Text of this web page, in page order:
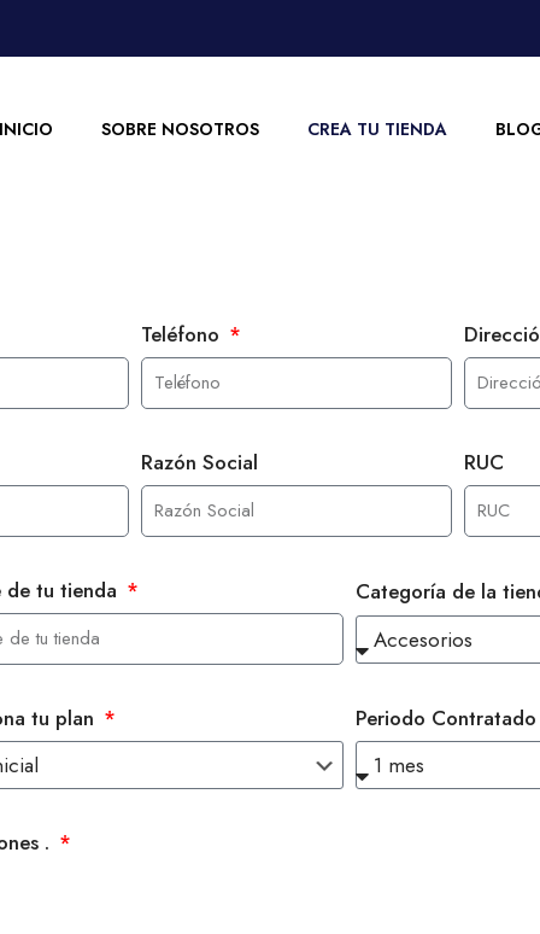
INICIO SOBRE NOSOTROS CREA TU TIENDA
Teléfono
Razón Social RUC
tu tienda Categoría de la
tu plan Periodo Contratado
.